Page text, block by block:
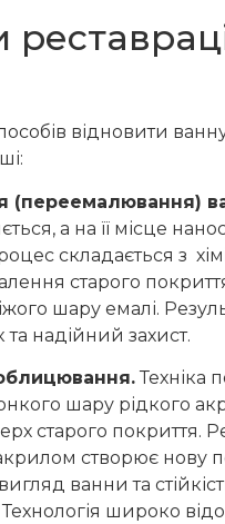
відновити
(переемалювання)
а на її місце
складається з
старого
шару емалі.
надійний захист.
Техніка
шару рідкого
старого покриття.
створює нову
ванни та
широко